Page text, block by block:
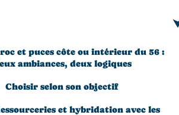
et puces côte ou intérieur du 56 :
ambiances, deux logiques
Choisir selon son objectif
et hybridation avec les